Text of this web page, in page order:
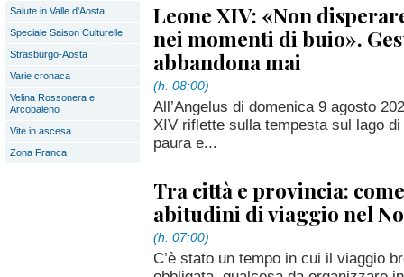
Salute in Valle d'Aosta
Speciale Saison Culturelle
Strasburgo-Aosta
Varie cronaca
Velina Rossonera e
Arcobaleno
Vite in ascesa
Zona Franca
Leone XIV: «Non
nei momenti di buio».
abbandona mai
(h. 08:00)
All’Angelus di domenica 9 agosto
XIV riflette sulla tempesta sul lago
paura e...
Tra città e provincia:
abitudini di viaggio nel
(h. 07:00)
C’è stato un tempo in cui il viaggio